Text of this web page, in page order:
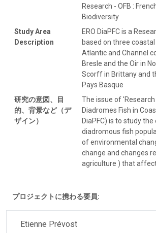
Research - OFB :
Biodiversity
Study Area
Description
ERO DiaPFC is a
based on three
Atlantic and Channel
Bresle and the Oir in
Scorff in Brittany and
Pays Basque
研究の意図、目
的、背景など（デ
ザイン）
The issue of
Diadromes Fish in
DiaPFC) is to study
diadromous fish
of environmental
change and changes
agriculture ) that
プロジェクトに携わる要員:
Etienne Prévost